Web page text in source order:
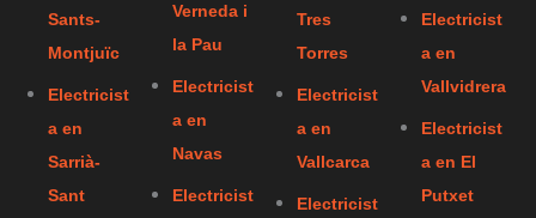
Sants-
Montjuïc
Electricist
a en
Sarrià-
Sant
Verneda i
la Pau
Electricist
a en
Navas
Electricist
Tres
Torres
Electricist
a en
Vallcarca
Electricist
Electricist
a en
Vallvidrera
Electricist
a en El
Putxet